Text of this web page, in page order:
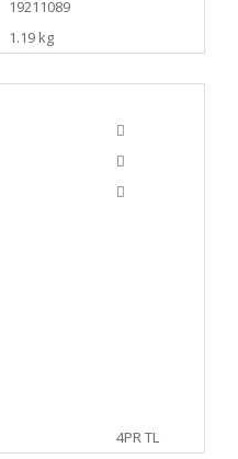
19211089
1.19 kg
4PR TL